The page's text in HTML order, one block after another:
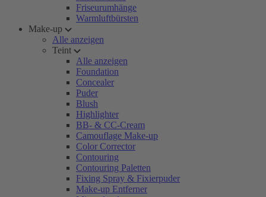
Friseurumhänge
Warmluftbürsten
Make-up
Alle anzeigen
Teint
Alle anzeigen
Foundation
Concealer
Puder
Blush
Highlighter
BB- & CC-Cream
Camouflage Make-up
Color Corrector
Contouring
Contouring Paletten
Fixing Spray & Fixierpuder
Make-up Entferner